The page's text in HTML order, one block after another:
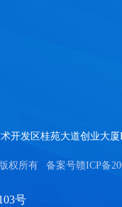
开发区桂苑大道创业大厦
版权所有 备案号赣ICP备
号